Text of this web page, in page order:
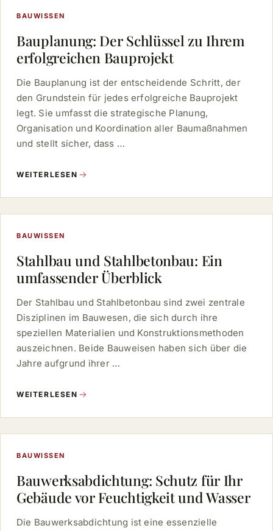
BAUWISSEN
Bauplanung: Der Schlüssel zu Ihrem
erfolgreichen Bauprojekt
Die Bauplanung ist der entscheidende Schritt, der
den Grundstein für jedes erfolgreiche Bauprojekt
legt. Sie umfasst die strategische Planung,
Organisation und Koordination aller Baumaßnahmen
und stellt sicher, dass …
WEITERLESEN
BAUWISSEN
Stahlbau und Stahlbetonbau: Ein
umfassender Überblick
Der Stahlbau und Stahlbetonbau sind zwei zentrale
Disziplinen im Bauwesen, die sich durch ihre
speziellen Materialien und Konstruktionsmethoden
auszeichnen. Beide Bauweisen haben sich über die
Jahre aufgrund ihrer …
WEITERLESEN
BAUWISSEN
Bauwerksabdichtung: Schutz für Ihr
Gebäude vor Feuchtigkeit und Wasser
Die Bauwerksabdichtung ist eine essenzielle